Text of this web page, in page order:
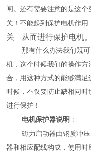
闸。还有需要注意的是这
关！不能起到保护电机作用
关，从而进行保护电机。
那有什么办法我们既
机，这个时候我们的操作方
合，用这种方式的能够满
时候，不仅要防止缺相同
进行保护！
电机保护器说明 ：
磁力启动器由钢质冲
器和相应配线构成，使用